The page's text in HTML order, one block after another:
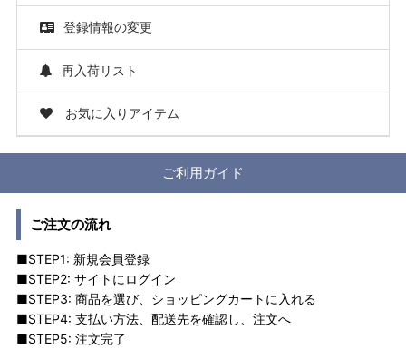
登録情報の変更
再入荷リスト
お気に入りアイテム
ご利用ガイド
ご注文の流れ
■STEP1: 新規会員登録
■STEP2: サイトにログイン
■STEP3: 商品を選び、ショッピングカートに入れる
■STEP4: 支払い方法、配送先を確認し、注文へ
■STEP5: 注文完了